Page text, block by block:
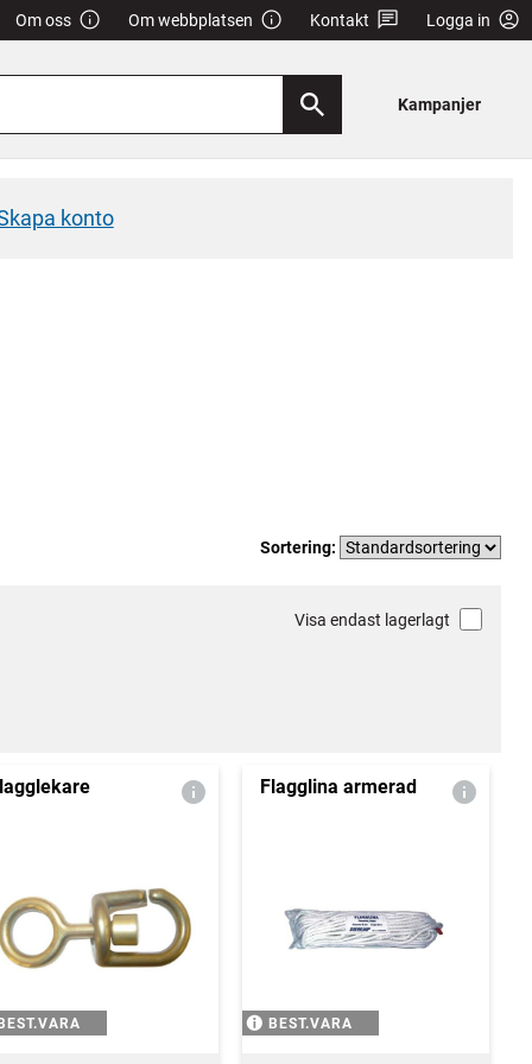
Om oss Om webbplatsen Kontakt Logga in
Kampanjer
konto
Sortering:
Visa endast lagerlagt
Flagglina armerad
BEST.VARA